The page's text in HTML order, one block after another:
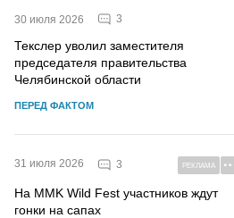
30 июля 2026 3
Текслер уволил заместителя
председателя правительства
Челябинской области
ПЕРЕД ФАКТОМ
31 июля 2026 3 РЕКЛАМА
На MMK Wild Fest участников ждут
гонки на сапах